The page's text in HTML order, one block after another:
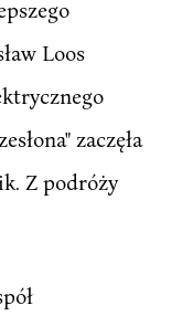
Loos
zaczęła
Z podróży